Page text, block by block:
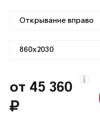
от 45 360